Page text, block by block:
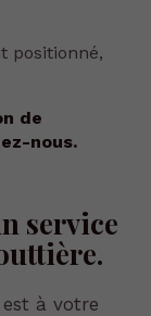
positionné,
de
nous.
service
à votre